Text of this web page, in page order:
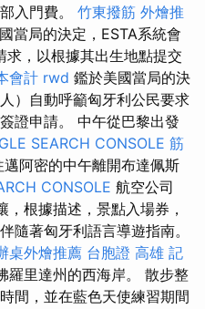
入門費。 竹東撥筋 外燴推
當局的決定，ESTA系統會
求，以根據其出生地點提交
會計 rwd 鑑於美國當局的決
）自動呼籲匈牙利公民要求
證申請。 中午從巴黎出發
SEARCH CONSOLE 筋
邁阿密的中午離開布達佩斯
CONSOLE 航空公司
根據描述，景點入場券，
隨著匈牙利語言導遊指南。
桌外燴推薦 台胞證 高雄 記
羅里達州的西海岸。 散步整
間，並在藍色天使練習期間